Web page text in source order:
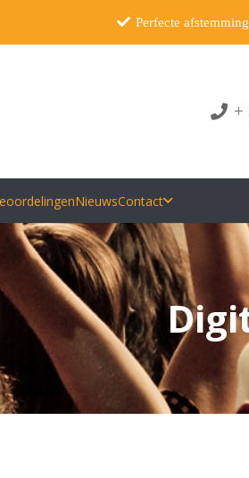
Perfecte
+
NieuwsContact